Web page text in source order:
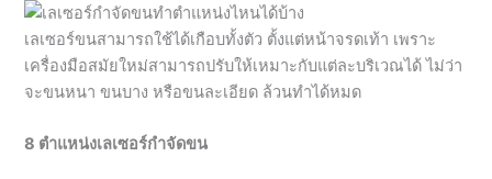
เลเซอร์ขนสามารถใช้ได้เกือบทั้งตัว ตั้งแต่หน้าจรดเท้า เพราะ
เครื่องมือสมัยใหม่สามารถปรับให้เหมาะกับแต่ละบริเวณได้ ไม่ว่า
จะขนหนา ขนบาง หรือขนละเอียด ล้วนทำได้หมด
8 ตำแหน่งเลเซอร์กำจัดขน